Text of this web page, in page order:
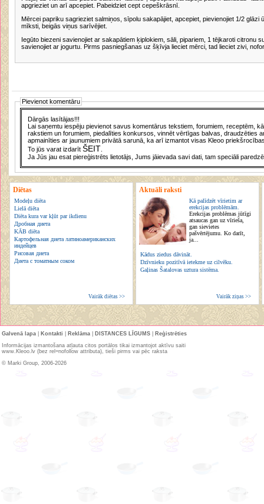
apgrieziet un arī apcepiet. Pabeidziet cept cepeškrāsnī.
Mērcei papriku sagrieziet salmiņos, sīpolu sakapājiet, apcepiet, pievienojiet 1/2 glāzi
mīksti, beigās viņus sarīvējiet.
Iegūto biezeni savienojiet ar sakapātiem ķiplokiem, sāli, pipariem, 1 tējkaroti citronu
savienojiet ar jogurtu. Pirms pasniegšanas uz šķīvja lieciet mērci, tad lieciet zivi,
Pievienot komentāru
Dārgās lasītājas!!!
Lai saņemtu iespēju pievienot savus komentārus tekstiem, forumiem, receptēm,
rakstiem un forumiem, piedalīties konkursos, vinnēt vērtīgas balvas, draudzēties
apmainīties ar jaunumiem privātā sarunā, ka arī izmantot visas Kleoo
To jūs varat izdarītŠEIT
Ja Jūs jau esat piereģistrēts lietotājs, Jums jāievada savi dati, tam speciāli
Diētas
Modeļu diēta
Lielā diēta
Diēta kura var kļūt par ikdienu
Дробная диета
KĀB diēta
Картофельная диета латиноамериканских
индейцев
Рисовая диета
Диета с томатным соком
Vairāk diētas >>
Aktuāli raksti
Kā palīdzēt vīrietim ar
erekcijas problēmām.
Erekcijas problēmas jūtīgi
atsaucas gan uz vīrieša,
gan sievietes
pašvērtējumu. Ko darīt,
ja...
Kādus ziedus dāvināt.
Dzīvnieku pozitīvā ietekme uz cilvēku.
Gaļinas Šatalovas uztura sistēma.
Vairāk ziņas >>
Galvenā lapa Kontakti Reklāma DISTANCES LĪGUMS
Reģistrēties
Informācijas izmantošana atļauta citos portālos tikai izmantojot aktīvu saiti
www.Kleoo.lv (bez rel=nofollow attributa), tieši pirms vai pēc raksta
© Marki Group, 2006-2026